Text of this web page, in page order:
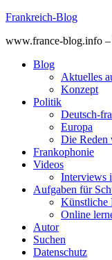
Skip
content
Frankreich-Blog
www.france-blog.info –
Blog
Aktuelles
Konzept
Politik
Deutsch-
Europa
Die Reden
Frankophonie
Videos
Interviews
Aufgaben für
Künstliche
Online
Autor
Suchen
Datenschutz